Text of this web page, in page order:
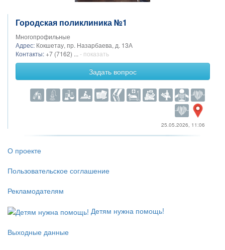
Городская поликлиника №1
Многопрофильные
Адрес: Кокшетау, пр. Назарбаева, д. 13А
Контакты: +7 (7162) ... - показать
Задать вопрос
25.05.2026, 11:06
О проекте
Пользовательское соглашение
Рекламодателям
Детям нужна помощь!
Выходные данные